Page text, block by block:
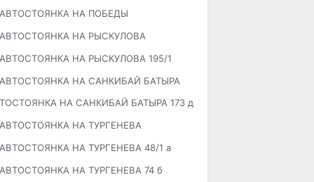
АВТОСТОЯНКА НА ПОБЕДЫ
АВТОСТОЯНКА НА РЫСКУЛОВА
АВТОСТОЯНКА НА РЫСКУЛОВА 195/1
АВТОСТОЯНКА НА САНКИБАЙ БАТЫРА
НА САНКИБАЙ БАТЫРА 173 д
АВТОСТОЯНКА НА ТУРГЕНЕВА
АВТОСТОЯНКА НА ТУРГЕНЕВА 48/1 а
АВТОСТОЯНКА НА ТУРГЕНЕВА 74 б